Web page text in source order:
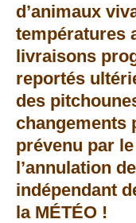
d’animaux
températures
livraisons
reportés
des
changements
prévenu par
l’annulation
indépendant
la MÉTÉO !